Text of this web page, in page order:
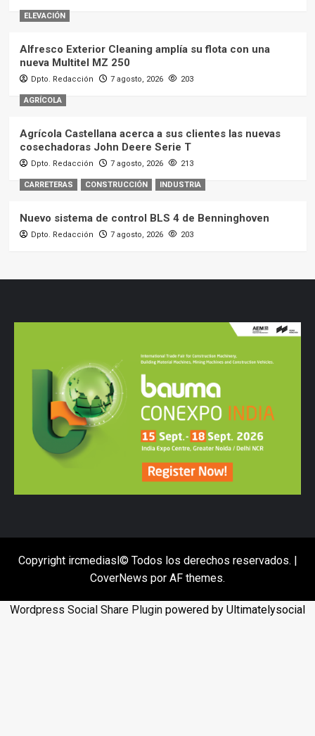
ELEVACIÓN
Alfresco Exterior Cleaning amplía su flota con una
nueva Multitel MZ 250
Dpto. Redacción 7 agosto, 2026 203
AGRÍCOLA
Agrícola Castellana acerca a sus clientes las nuevas
cosechadoras John Deere Serie T
Dpto. Redacción 7 agosto, 2026 213
CARRETERAS CONSTRUCCIÓN INDUSTRIA
Nuevo sistema de control BLS 4 de Benninghoven
Dpto. Redacción 7 agosto, 2026 203
Copyright ircmediasl© Todos los derechos reservados. |
CoverNews por AF themes.
Wordpress Social Share Plugin powered by Ultimatelysocial